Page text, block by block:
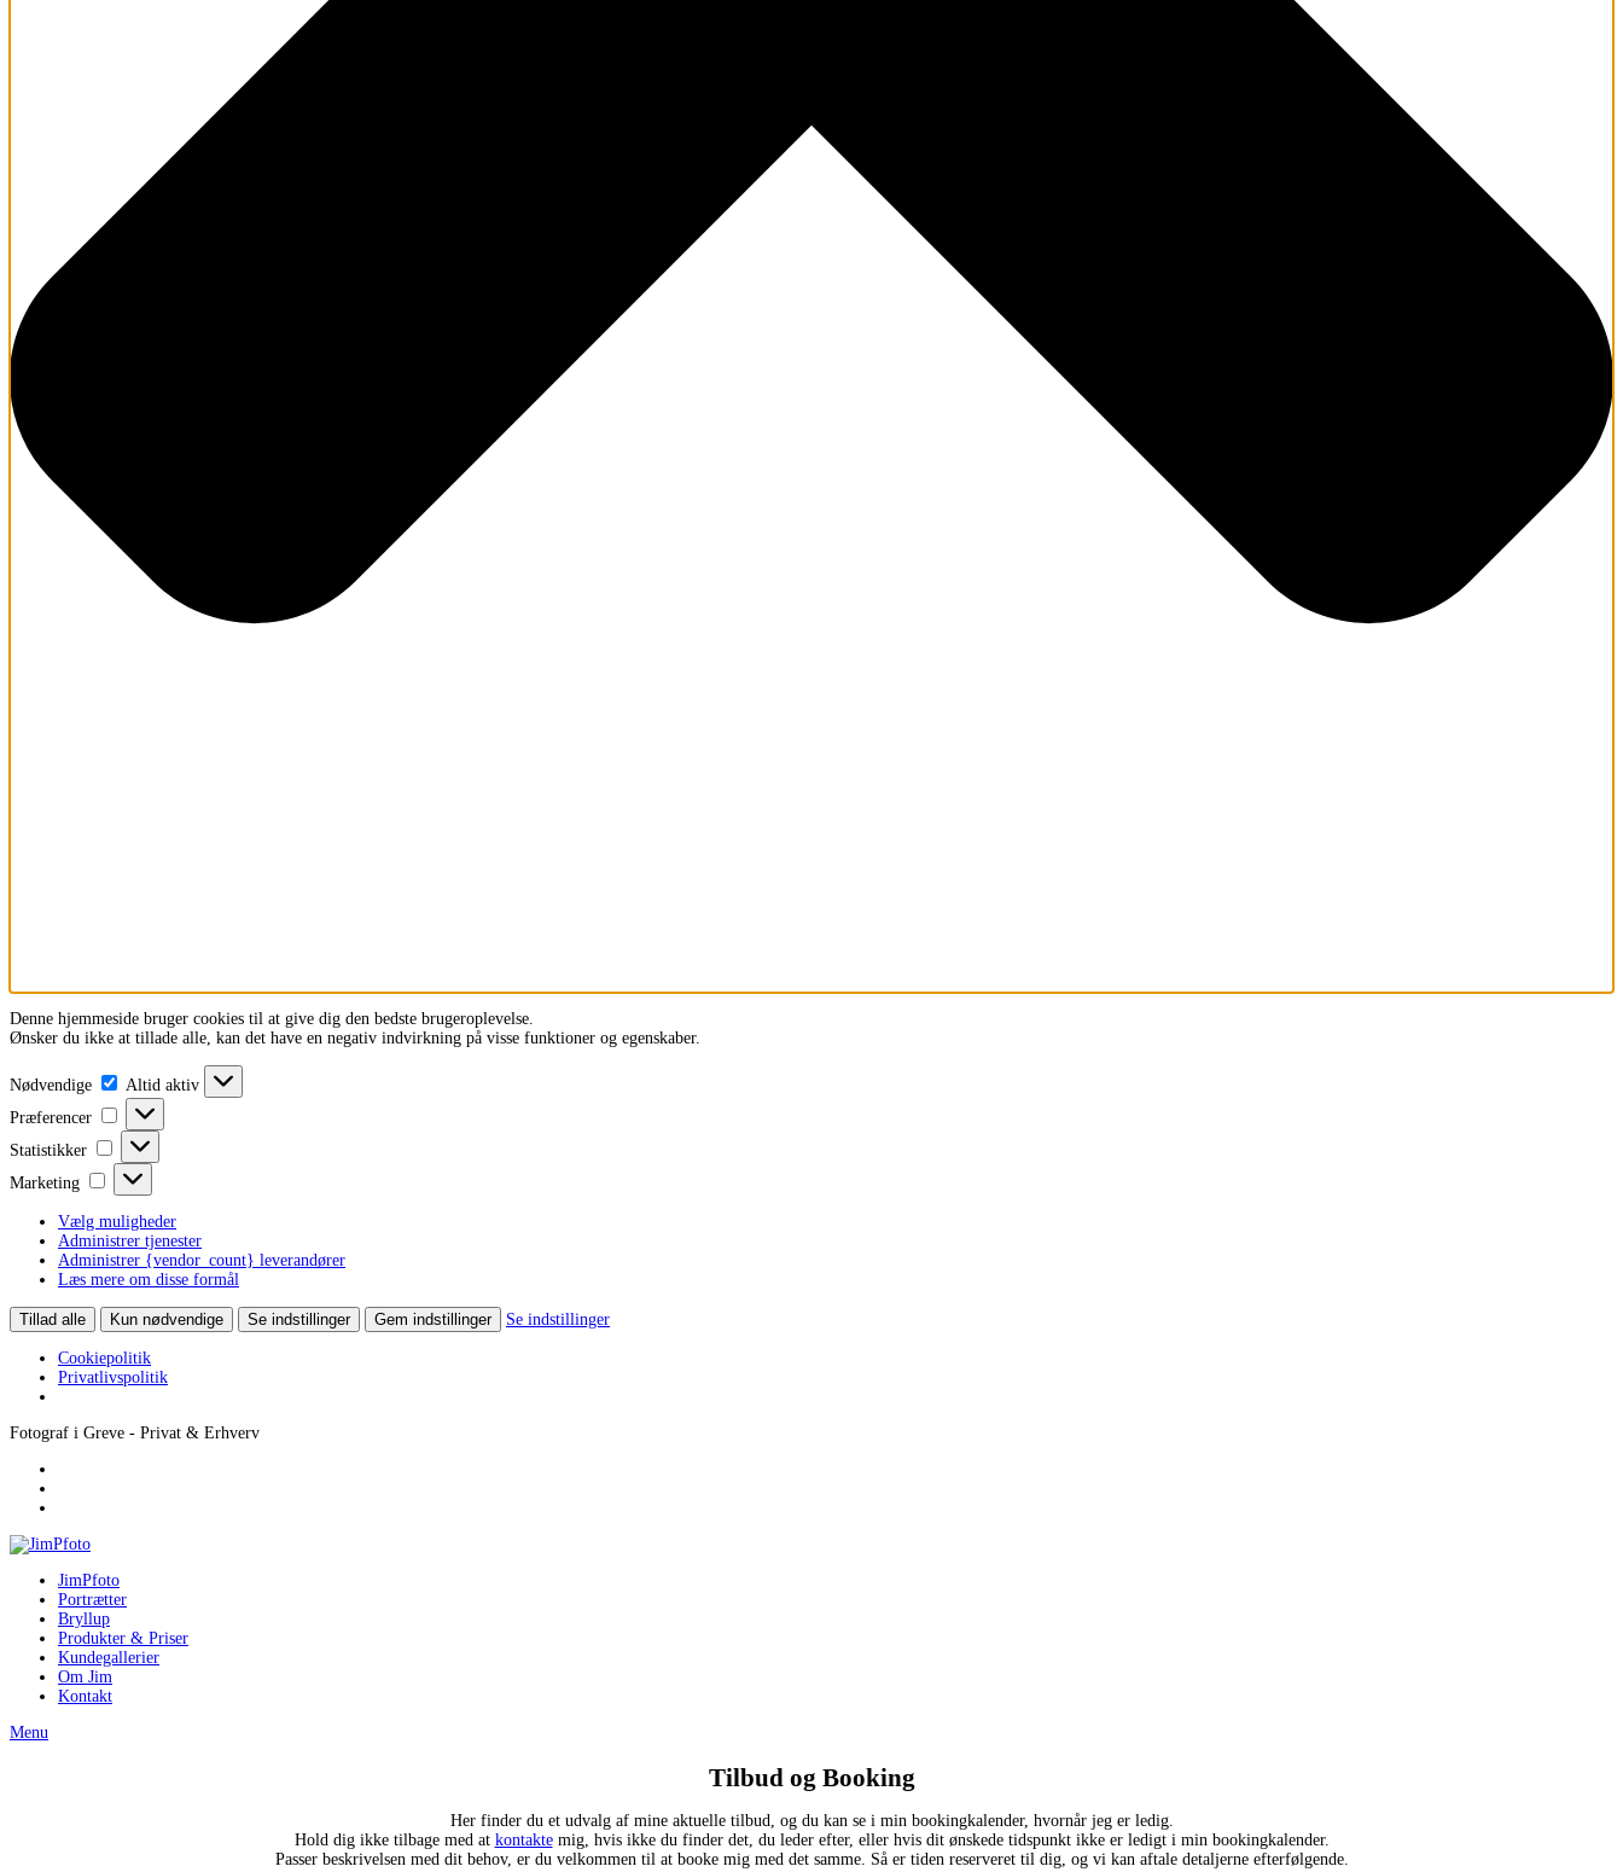
Denne hjemmeside bruger cookies til at give dig den bedste brugeroplevelse.
Ønsker du ikke at tillade alle, kan det have en negativ indvirkning på visse funktioner og egenskaber.
Nødvendige
Nødvendige
Altid aktiv
Præferencer
Præferencer
Statistikker
Statistikker
Marketing
Marketing
Vælg muligheder
Administrer tjenester
Administrer {vendor_count} leverandører
Læs mere om disse formål
Tillad alle Kun nødvendige Se indstillinger Gem indstillinger Se indstillinger
Cookiepolitik
Privatlivspolitik
Fotograf i Greve - Privat & Erhverv
JimPfoto
Portrætter
Bryllup
Produkter & Priser
Kundegallerier
Om Jim
Kontakt
Menu
Tilbud og Booking
Her finder du et udvalg af mine aktuelle tilbud, og du kan se i min bookingkalender, hvornår jeg er ledig.
Hold dig ikke tilbage med at kontaktemig, hvis ikke du finder det, du leder efter, eller hvis dit ønskede tidspunkt ikke er ledigt i min bookingkalender.
Passer beskrivelsen med dit behov, er du velkommen til at booke mig med det samme. Så er tiden reserveret til dig, og vi kan aftale detaljerne efterfølgende.